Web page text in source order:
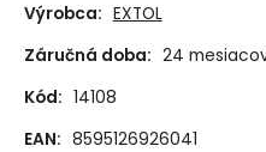
Výrobca: EXTOL
Záručná doba: 24
Kód: 14108
EAN: 8595126926041